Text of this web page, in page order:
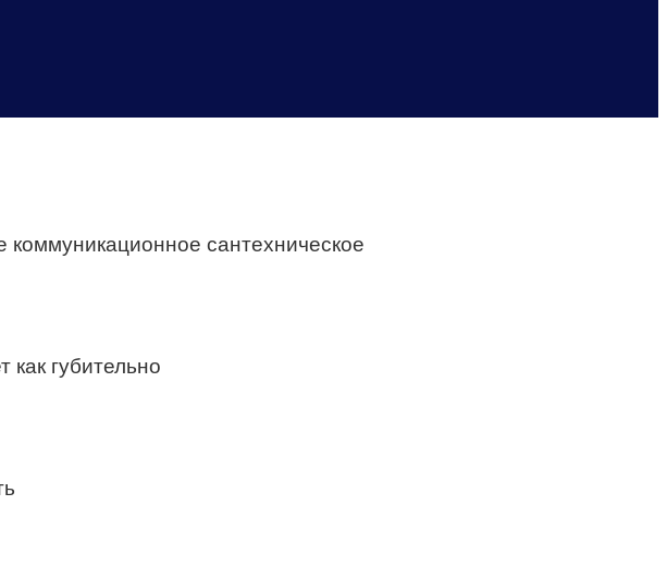
коммуникационное сантехническое
как губительно